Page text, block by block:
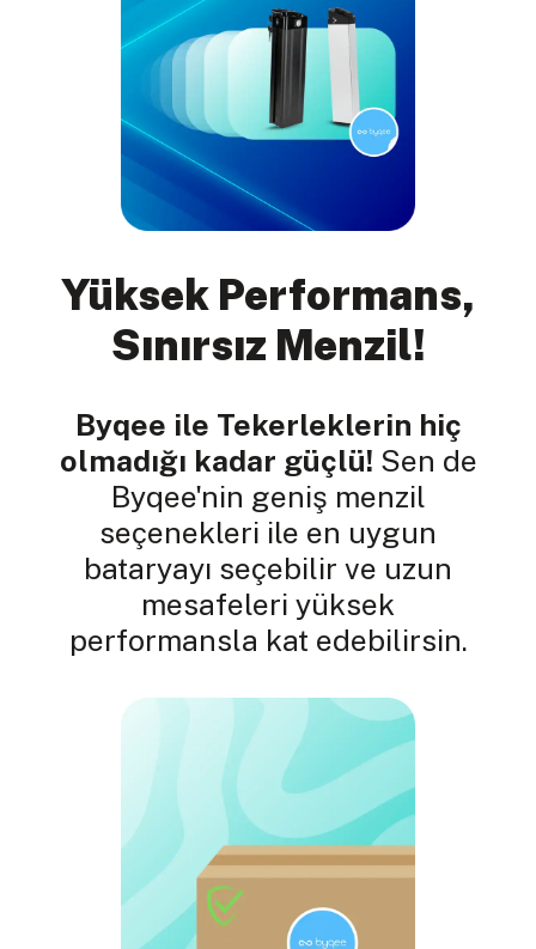
Yüksek Performans,
Sınırsız Menzil!
Byqee ile Tekerleklerin hiç
olmadığı kadar güçlü! Sen de
Byqee'nin geniş menzil
seçenekleri ile en uygun
bataryayı seçebilir ve uzun
mesafeleri yüksek
performansla kat edebilirsin.